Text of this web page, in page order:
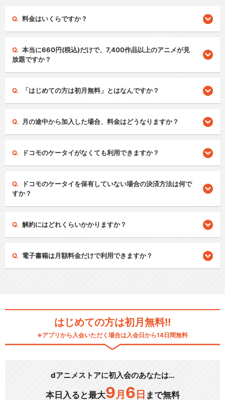
料金はいくらですか？
本当に660円(税込)だけで、7,400作品以上のアニメが見
放題ですか？
「はじめての方は初月無料」とはなんですか？
月の途中から加入した場合、料金はどうなりますか？
ドコモのケータイがなくても利用できますか？
ドコモのケータイを保有していない場合の決済方法は何で
すか？
解約にはどれくらいかかりますか？
電子書籍は月額料金だけで利用できますか？
はじめての方は初月無料!!
※アプリから入会いただく場合は入会日から14日間無料
dアニメストアに初入会のあなたは…
本日入ると最大9 月 6 日 まで無料